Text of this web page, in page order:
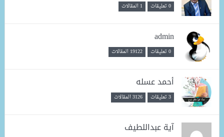
0 تعليقات 1 المقالات
admin
0 تعليقات 19122 المقالات
أحمد عسله
3 تعليقات 3126 المقالات
آية عبداللطيف